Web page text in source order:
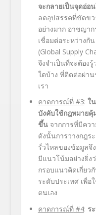
จะกลายเป็นจุดอ่อ
ลดอุปสรรคที่ขัดขว
อย่างมาก อาชญา
เชื่อมต่อระหว่างกั
(Global Supply
จึงจำเป็นที่จะต้อง
ใดบ้าง ที่ติดต่อผ่า
เรา
คาดการณ์ที่#3: ใ
บังคับใช้กฎหมายคุ้
ขึ้นจากการที่มีควา
ดังนั้นการวางกฎร
รั่วไหลของข้อมูลจึ
มีแนวโน้มอย่างยิ่ง
กรอบแนวคิดเกี่ยว
ระดับประเทศ เพื่
ตนเอง
คาดการณ์ที่#4: ร